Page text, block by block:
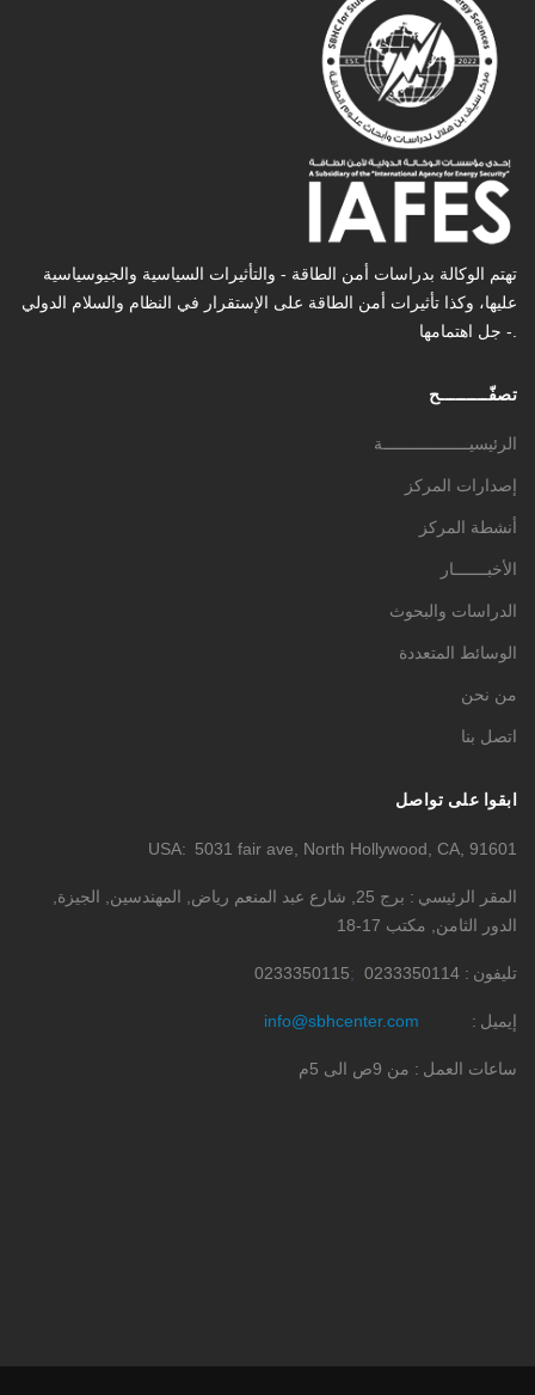
تهتم الوكالة بدراسات أمن الطاقة - والتأثیرات السیاسیة والجیوسیاسیة
عليها، وكذا تأثیرات أمن الطاقة على الإستقرار في النظام والسلام الدولي
- جل اهتمامها.
تصفّـــــــــح
الرئيسيــــــــــــــــــة
إصدارات المركز
أنشطة المركز
الأخبـــــــار
الدراسات والبحوث
الوسائط المتعددة
من نحن
اتصل بنا
ابقوا على تواصل
USA 5031 fair ave, North Hollywood, CA, 91601
المقر الرئيسي
برج 25, شارع عبد المنعم رياض, المهندسين, الجيزة,
الدور الثامن, مكتب 17-18
تليفون 0233350114
0233350115
إيميل info@sbhcenter.com
ساعات العمل من 9ص الى 5م